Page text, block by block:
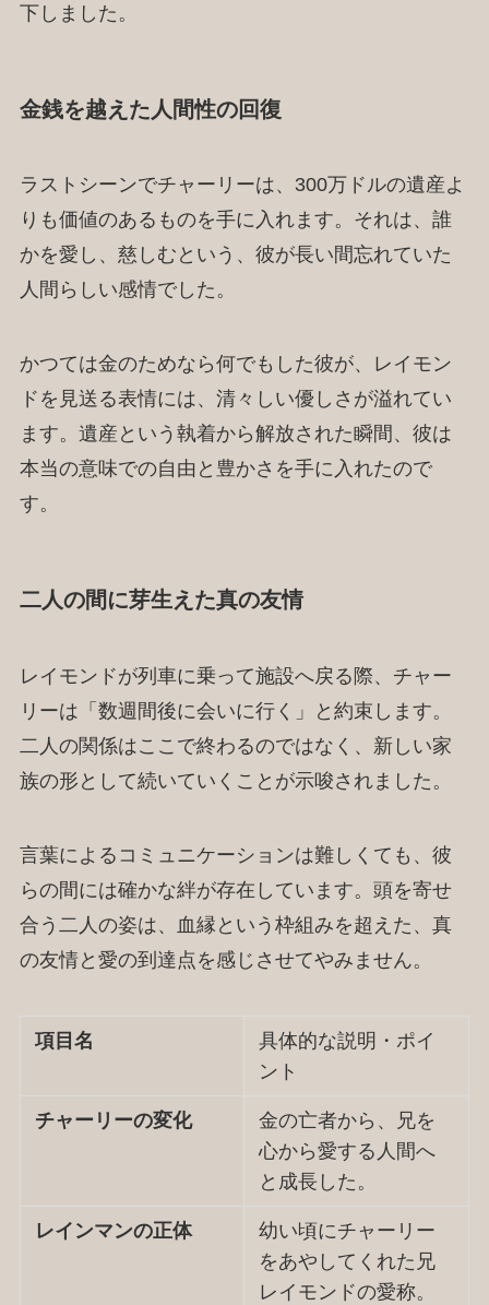
下しました。
金銭を越えた人間性の回復
ラストシーンでチャーリーは、300万ドルの遺産よ
りも価値のあるものを手に入れます。それは、誰
かを愛し、慈しむという、彼が長い間忘れていた
人間らしい感情でした。
かつては金のためなら何でもした彼が、レイモン
ドを見送る表情には、清々しい優しさが溢れてい
ます。遺産という執着から解放された瞬間、彼は
本当の意味での自由と豊かさを手に入れたので
す。
二人の間に芽生えた真の友情
レイモンドが列車に乗って施設へ戻る際、チャー
リーは「数週間後に会いに行く」と約束します。
二人の関係はここで終わるのではなく、新しい家
族の形として続いていくことが示唆されました。
言葉によるコミュニケーションは難しくても、彼
らの間には確かな絆が存在しています。頭を寄せ
合う二人の姿は、血縁という枠組みを超えた、真
の友情と愛の到達点を感じさせてやみません。
項目名
具体的な説明・ポイ
ント
チャーリーの変化
金の亡者から、兄を
心から愛する人間へ
と成長した。
レインマンの正体
幼い頃にチャーリー
をあやしてくれた兄
レイモンドの愛称。